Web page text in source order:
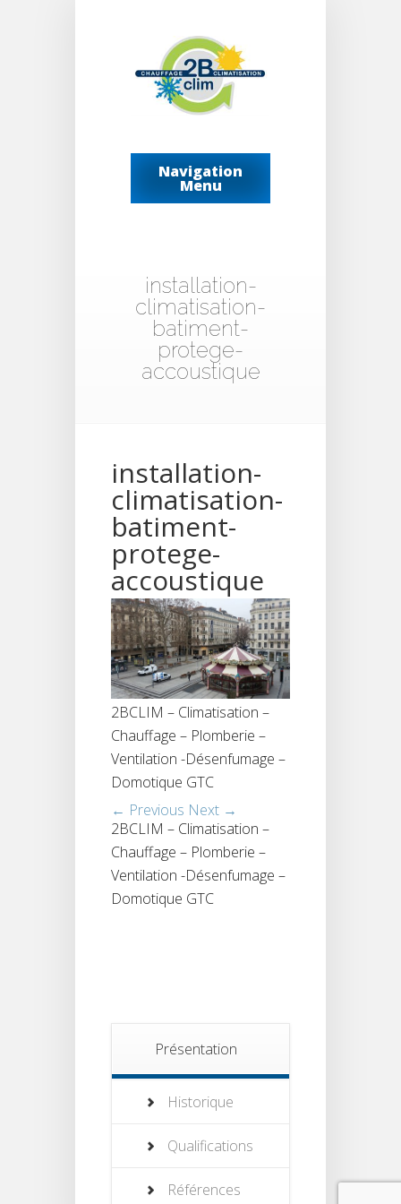
Navigation
Menu
installation-
climatisation-
batiment-
protege-
accoustique
installation-
climatisation-
batiment-
protege-
accoustique
2BCLIM – Climatisation –
Chauffage – Plomberie –
Ventilation -Désenfumage –
Domotique GTC
← Previous Next →
2BCLIM – Climatisation –
Chauffage – Plomberie –
Ventilation -Désenfumage –
Domotique GTC
Présentation
Historique
Qualifications
Références